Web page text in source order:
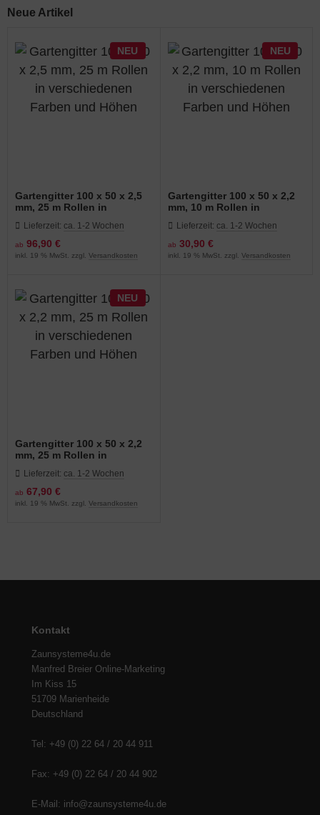
Neue Artikel
NEU
Gartengitter 100 x 50 x 2,5
mm, 25 m Rollen in
Höhen
Lieferzeit: ca. 1-2 Wochen
ab 96,90 €
inkl. 19 % MwSt. zzgl. Versandkosten
NEU
Gartengitter 100 x 50 x 2,2
mm, 10 m Rollen in
Höhen
Lieferzeit: ca. 1-2 Wochen
ab 30,90 €
inkl. 19 % MwSt. zzgl. Versandkosten
NEU
Gartengitter 100 x 50 x 2,2
mm, 25 m Rollen in
Höhen
Lieferzeit: ca. 1-2 Wochen
ab 67,90 €
inkl. 19 % MwSt. zzgl. Versandkosten
Kontakt
Zaunsysteme4u.de
Manfred Breier Online-Marketing
Im Kiss 15
51709 Marienheide
Deutschland
Tel: +49 (0) 22 64 / 20 44 911
Fax: +49 (0) 22 64 / 20 44 902
E-Mail: info@zaunsysteme4u.de